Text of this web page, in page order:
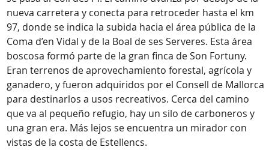
nueva carretera y conecta para retroceder hasta el km
97, donde se indica la subida hacia el área pública de la
Coma d’en Vidal y de la Boal de ses Serveres. Esta área
boscosa formó parte de la gran finca de Son Fortuny.
Eran terrenos de aprovechamiento forestal, agrícola y
ganadero, y fueron adquiridos por el Consell de Mallorca
para destinarlos a usos recreativos. Cerca del camino
que va al pequeño refugio, hay un silo de carboneros y
una gran era. Más lejos se encuentra un mirador con
vistas de la costa de Estellencs.